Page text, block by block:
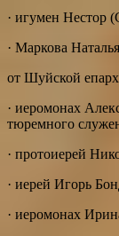
· игумен Нестор
· Маркова
от Шуйской
· иеромонах
тюремного
· протоиерей
· иерей Игорь
· иеромонах